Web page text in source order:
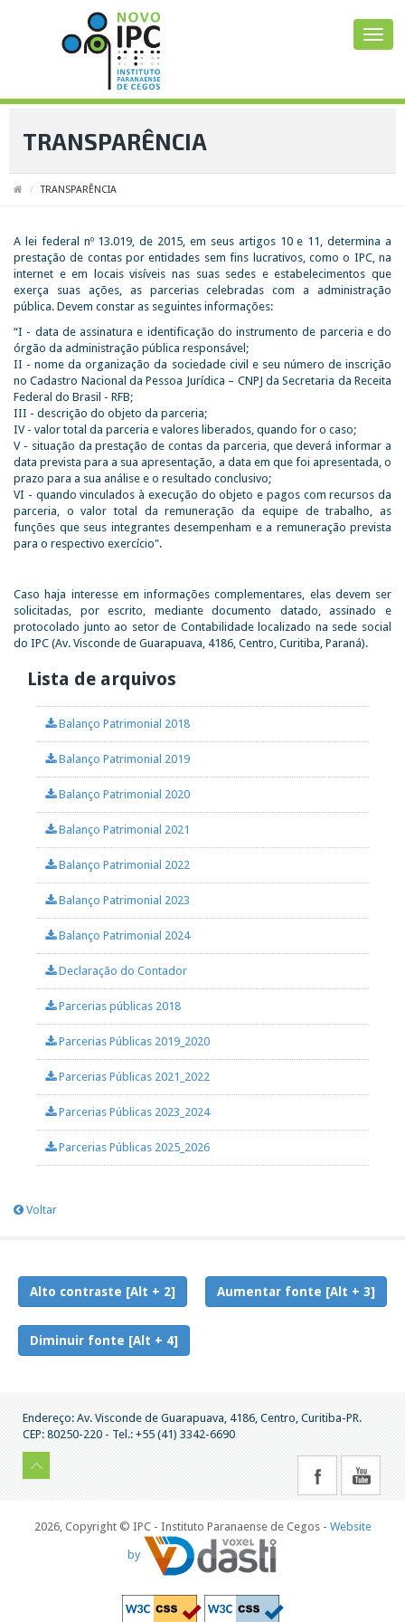
TRANSPARÊNCIA
TRANSPARÊNCIA
A lei federal nº 13.019, de 2015, em seus artigos 10 e 11, determina a
prestação de contas por entidades sem fins lucrativos, como o IPC, na
internet e em locais visíveis nas suas sedes e estabelecimentos que
exerça suas ações, as parcerias celebradas com a administração
pública. Devem constar as seguintes informações:
“I - data de assinatura e identificação do instrumento de parceria e do
órgão da administração pública responsável;
II - nome da organização da sociedade civil e seu número de inscrição
no Cadastro Nacional da Pessoa Jurídica – CNPJ da Secretaria da Receita
Federal do Brasil - RFB;
III - descrição do objeto da parceria;
IV - valor total da parceria e valores liberados, quando for o caso;
V - situação da prestação de contas da parceria, que deverá informar a
data prevista para a sua apresentação, a data em que foi apresentada, o
prazo para a sua análise e o resultado conclusivo;
VI - quando vinculados à execução do objeto e pagos com recursos da
parceria, o valor total da remuneração da equipe de trabalho, as
funções que seus integrantes desempenham e a remuneração prevista
para o respectivo exercício".
Caso haja interesse em informações complementares, elas devem ser
solicitadas, por escrito, mediante documento datado, assinado e
protocolado junto ao setor de Contabilidade localizado na sede social
do IPC (Av. Visconde de Guarapuava, 4186, Centro, Curitiba, Paraná).
Lista de arquivos
Balanço Patrimonial 2018
Balanço Patrimonial 2019
Balanço Patrimonial 2020
Balanço Patrimonial 2021
Balanço Patrimonial 2022
Balanço Patrimonial 2023
Balanço Patrimonial 2024
Declaração do Contador
Parcerias públicas 2018
Parcerias Públicas 2019_2020
Parcerias Públicas 2021_2022
Parcerias Públicas 2023_2024
Parcerias Públicas 2025_2026
Voltar
Alto contraste [Alt + 2] Aumentar fonte [Alt + 3]
Diminuir fonte [Alt + 4]
Endereço: Av. Visconde de Guarapuava, 4186, Centro, Curitiba-PR.
CEP: 80250-220 - Tel.: +55 (41) 3342-6690
2026, Copyright © IPC - Instituto Paranaense de Cegos - Website
by